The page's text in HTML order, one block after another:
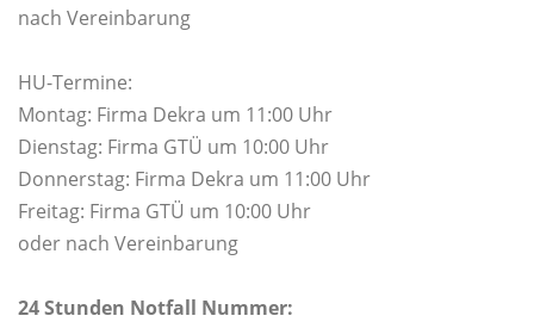
nach Vereinbarung
HU-Termine:
Montag: Firma Dekra um 11:00 Uhr
Dienstag: Firma GTÜ um 10:00 Uhr
Donnerstag: Firma Dekra um 11:00 Uhr
Freitag: Firma GTÜ um 10:00 Uhr
oder nach Vereinbarung
24 Stunden Notfall Nummer: